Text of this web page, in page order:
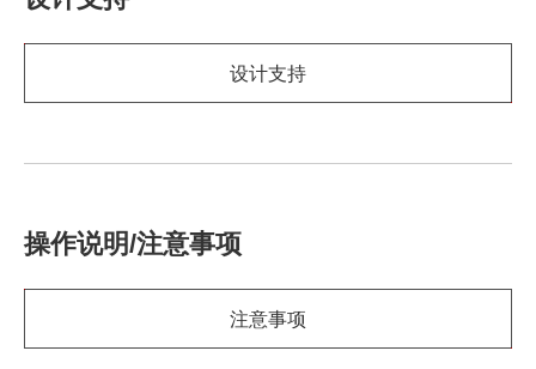
设计支持
操作说明/注意事项
注意事项